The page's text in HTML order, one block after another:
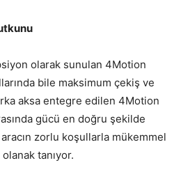
olarak sunulan 4Motion
bile maksimum çekiş ve
aksa entegre edilen 4Motion
gücü en doğru şekilde
zorlu koşullarla mükemmel
tanıyor.